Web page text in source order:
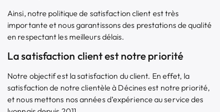
Ainsi, notre politique de satisfaction client est très
importante et nous garantissons des prestations de qualité
en respectant les meilleurs délais.
La satisfaction client est notre priorité
Notre objectif est la satisfaction du client. En effet, la
satisfaction de notre clientèle à Décines est notre priorité,
et nous mettons nos années d’expérience au service des